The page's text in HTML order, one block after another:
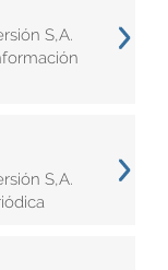
S,A.
S,A.